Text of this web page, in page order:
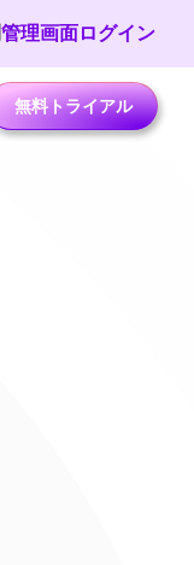
管理画面ログイン
無料トライアル